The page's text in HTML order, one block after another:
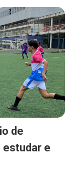
de
estudar e